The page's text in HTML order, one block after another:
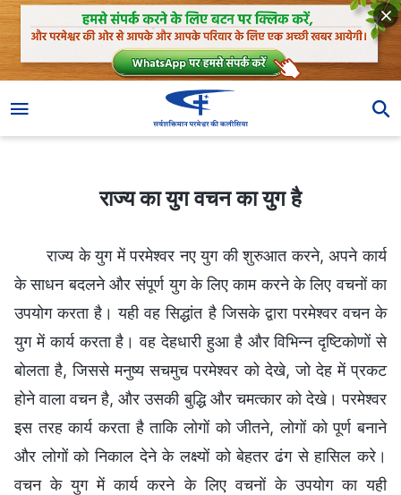
राज्य का युग वचन का युग है
राज्य के युग में परमेश्वर नए युग की शुरुआत करने, अपने कार्य
के साधन बदलने और संपूर्ण युग के लिए काम करने के लिए वचनों का
उपयोग करता है। यही वह सिद्धांत है जिसके द्वारा परमेश्वर वचन के
युग में कार्य करता है। वह देहधारी हुआ है और विभिन्न दृष्टिकोणों से
बोलता है, जिससे मनुष्य सचमुच परमेश्वर को देखे, जो देह में प्रकट
होने वाला वचन है, और उसकी बुद्धि और चमत्कार को देखे। परमेश्वर
इस तरह कार्य करता है ताकि लोगों को जीतने, लोगों को पूर्ण बनाने
और लोगों को निकाल देने के लक्ष्यों को बेहतर ढंग से हासिल करे।
वचन के युग में कार्य करने के लिए वचनों के उपयोग का यही